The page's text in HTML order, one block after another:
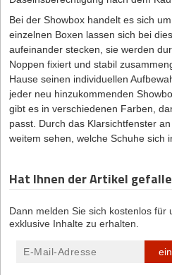
Bei der Showbox handelt es sich
einzelnen Boxen lassen sich bei
aufeinander stecken, sie werden
Noppen fixiert und stabil
Hause seinen individuellen
jeder neu hinzukommenden
gibt es in verschiedenen Farben,
passt. Durch das Klarsichtfenster
weitem sehen, welche Schuhe sich
Hat Ihnen der Artikel
Dann melden Sie sich kostenlos für
exklusive Inhalte zu erhalten.